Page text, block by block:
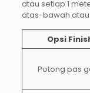
atau setiap 1
atas-bawah
Opsi
Potong pas